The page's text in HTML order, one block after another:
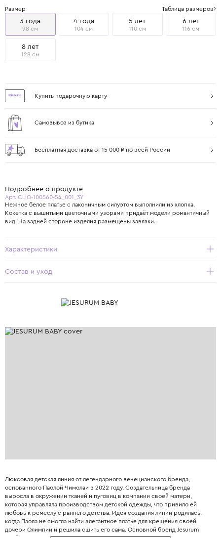
Размер Таблица размеров
3 года
98 см
4 года
104 см
5 лет
110 см
6 лет
116 см
8 лет
128 см
Купить подарочную карту
Самовывоз из бутика
Бесплатная доставка от 15 000 ₽ по всей России
Подробнее о продукте
Арт. CLIO-100560-54_001_3Y
Нежное белое платье с лаконичным силуэтом выполнили из хлопка.
Кокетка с вышитыми цветочными узорами придаёт модели романтичный
вид. На задней стороне изделия размещены завязки.
Характеристики
Состав и уход
Люксовая детская линия от легендарного венецианского бренда,
основанного Паолой Чимолаи в 2022 году. Создательница бренда
выросла в окружении тканей и пуговиц в компании своей матери,
которая управляла производством детской одежды, что привило ей
любовь к ремеслу с раннего детства. Идея создания линии родилась,
когда Паола не смогла найти элегантное платье для крещения своей
дочери Олимпии и решила сшить его сама. Основной бренд Jesurum